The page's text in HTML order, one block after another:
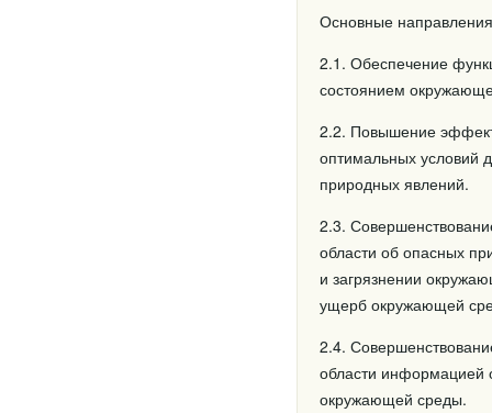
Основные
2.1. Обеспечение
состоянием
2.2. Повышение
оптимальных условий
природных явлений.
2.3.
области об опасных
и загрязнении
ущерб окружающей
2.4.
области информацией
окружающей среды.